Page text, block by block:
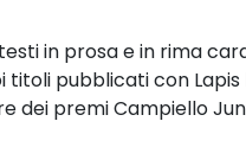
in prosa e in rima
titoli pubblicati con
dei premi Campiello